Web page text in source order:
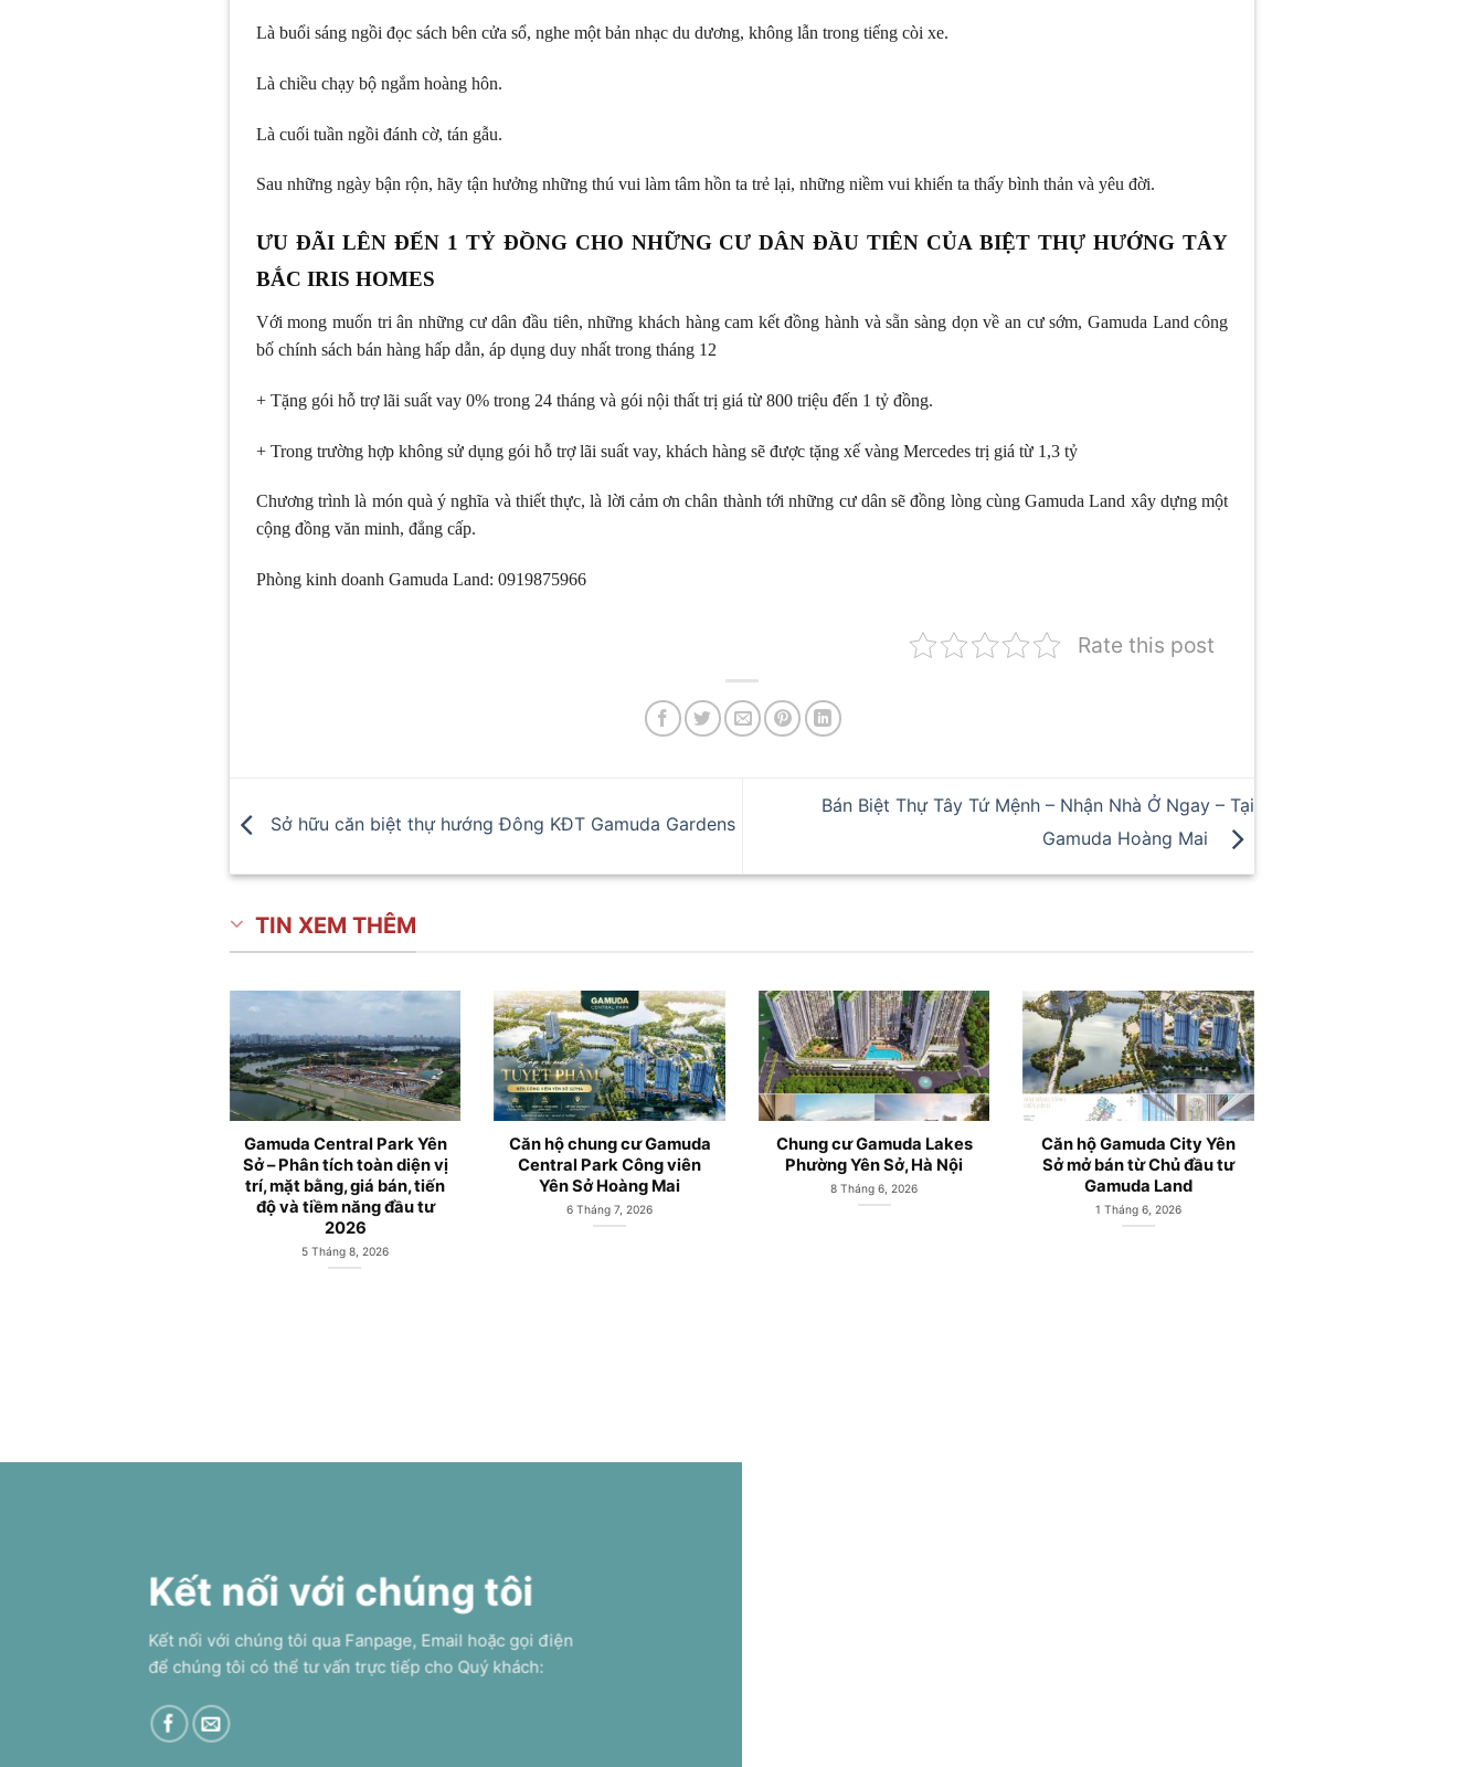
Là buổi sáng ngồi đọc sách bên cửa sổ, nghe một bản nhạc du dương, không lẫn trong tiếng còi xe.
Là chiều chạy bộ ngắm hoàng hôn.
Là cuối tuần ngồi đánh cờ, tán gẫu.
Sau những ngày bận rộn, hãy tận hưởng những thú vui làm tâm hồn ta trẻ lại, những niềm vui khiến ta thấy bình thản và yêu đời.
ƯU ĐÃI LÊN ĐẾN 1 TỶ ĐỒNG CHO NHỮNG CƯ DÂN ĐẦU TIÊN CỦA BIỆT THỰ HƯỚNG TÂY
BẮC IRIS HOMES
Với mong muốn tri ân những cư dân đầu tiên, những khách hàng cam kết đồng hành và sẵn sàng dọn về an cư sớm, Gamuda Land công
bố chính sách bán hàng hấp dẫn, áp dụng duy nhất trong tháng 12
+ Tặng gói hỗ trợ lãi suất vay 0% trong 24 tháng và gói nội thất trị giá từ 800 triệu đến 1 tỷ đồng.
+ Trong trường hợp không sử dụng gói hỗ trợ lãi suất vay, khách hàng sẽ được tặng xế vàng Mercedes trị giá từ 1,3 tỷ
Chương trình là món quà ý nghĩa và thiết thực, là lời cảm ơn chân thành tới những cư dân sẽ đồng lòng cùng Gamuda Land xây dựng một
cộng đồng văn minh, đẳng cấp.
Phòng kinh doanh Gamuda Land: 0919875966
Rate this post
Sở hữu căn biệt thự hướng Đông KĐT Gamuda Gardens
Bán Biệt Thự Tây Tứ Mệnh – Nhận Nhà Ở Ngay – Tại
Gamuda Hoàng Mai
TIN XEM THÊM
Gamuda City Hà Nội và
Công viên Hồ Yên Sở
Hoàng Mai
27 Tháng 5, 2026
Căn hộ chung cư Gamuda
City Yên Sở mở bán từ
CĐT Gamuda Land
19 Tháng 5, 2026
LePARC Gamuda City Yên
Sở mở bán từ Chủ đầu tư
Gamuda Land
19 Tháng 5, 2026
Gamuda Central Park;
Căn hộ chung cư Gamuda
Land Yên Sở Hà Nội
3 Tháng 5, 2026
Kết nối với chúng tôi
Kết nối với chúng tôi qua Fanpage, Email hoặc gọi điện
để chúng tôi có thể tư vấn trực tiếp cho Quý khách: